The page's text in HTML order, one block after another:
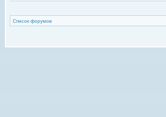
Список форумов